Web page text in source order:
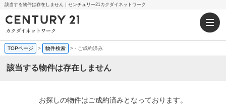
該当する物件は存在しません｜センチュリー21カクダイネットワーク
TOPページ > 物件検索 >- ご成約済み
該当する物件は存在しません
お探しの物件はご成約済みとなっております。